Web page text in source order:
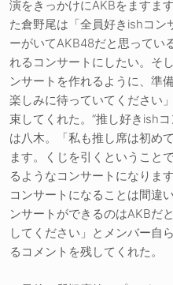
演をきっかけにAKBをますま
た倉野尾は「全員好きishコン
ーがいてAKB48だと思ってい
れるコンサートにしたい。そ
ンサートを作れるように、準
楽しみに待っていてください
束してくれた。“推し好きish
は八木。「私も推し席は初め
ます。くじを引くということ
るようなコンサートになりま
コンサートになることは間違
ンサートができるのはAKBだ
してください」とメンバー自
るコメントを残してくれた。